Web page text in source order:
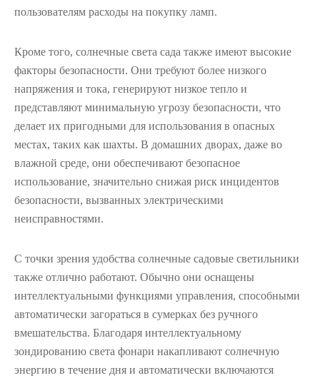
пользователям расходы на покупку ламп.
Кроме того, солнечные света сада также имеют высокие
факторы безопасности. Они требуют более низкого
напряжения и тока, генерируют низкое тепло и
представляют минимальную угрозу безопасности, что
делает их пригодными для использования в опасных
местах, таких как шахты. В домашних дворах, даже во
влажной среде, они обеспечивают безопасное
использование, значительно снижая риск инцидентов
безопасности, вызванных электрическими
неисправностями.
С точки зрения удобства солнечные садовые светильники
также отлично работают. Обычно они оснащены
интеллектуальными функциями управления, способными
автоматически загораться в сумерках без ручного
вмешательства. Благодаря интеллектуальному
зондированию света фонари накапливают солнечную
энергию в течение дня и автоматически включаются